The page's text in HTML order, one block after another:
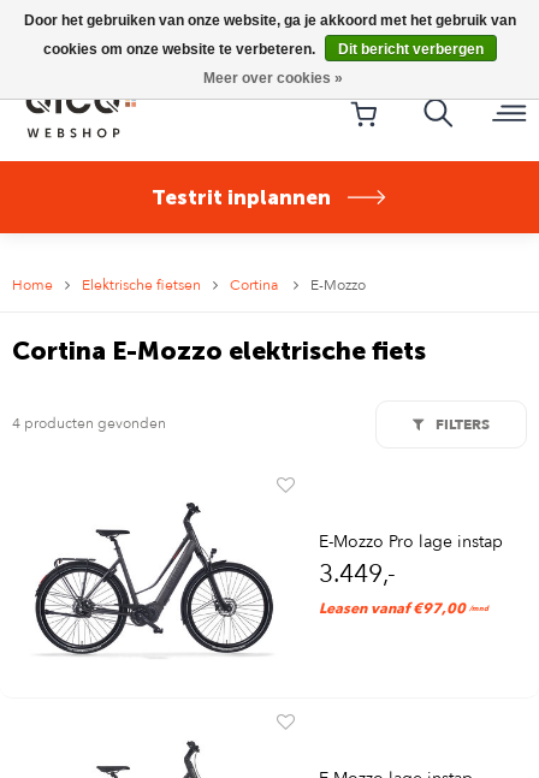
Riese & Müller Nevo5 Silent Core nu direct uit voorraad
leverbaar!
Testrit inplannen
Home Elektrische fietsen Cortina E-Mozzo
Cortina E-Mozzo elektrische fiets
4 producten gevonden FILTERS
E-Mozzo Pro lage instap
3.449,-
Leasen vanaf €97,00 /mnd
Door het gebruiken van onze website, ga je akkoord met het gebruik van
cookies om onze website te verbeteren.
Dit bericht verbergen
Meer over cookies »